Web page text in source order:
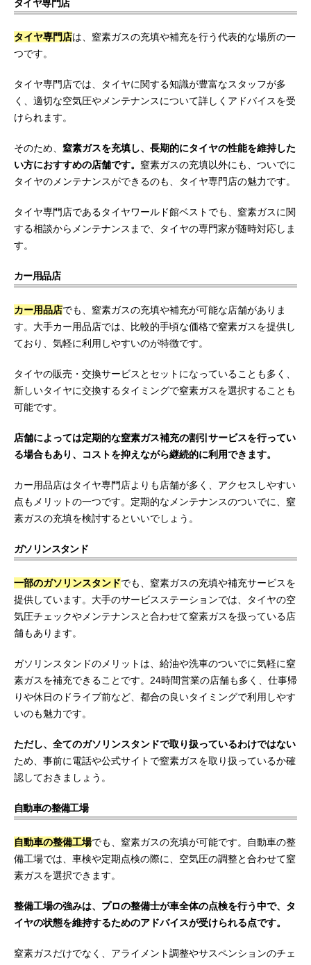
タイヤ専門店
タイヤ専門店は、窒素ガスの充填や補充を行う代表的な場所の一
つです。
タイヤ専門店では、タイヤに関する知識が豊富なスタッフが多
く、適切な空気圧やメンテナンスについて詳しくアドバイスを受
けられます。
そのため、 窒素ガスを充填し、長期的にタイヤの性能を維持した
い方におすすめの店舗です。 窒素ガスの充填以外にも、ついでに
タイヤのメンテナンスができるのも、タイヤ専門店の魅力です。
タイヤ専門店であるタイヤワールド館ベストでも、窒素ガスに関
する相談からメンテナンスまで、タイヤの専門家が随時対応しま
す。
カー用品店
カー用品店でも、窒素ガスの充填や補充が可能な店舗がありま
す。大手カー用品店では、比較的手頃な価格で窒素ガスを提供し
ており、気軽に利用しやすいのが特徴です。
タイヤの販売・交換サービスとセットになっていることも多く、
新しいタイヤに交換するタイミングで窒素ガスを選択することも
可能です。
店舗によっては定期的な窒素ガス補充の割引サービスを行ってい
る場合もあり、コストを抑えながら継続的に利用できます。
カー用品店はタイヤ専門店よりも店舗が多く、アクセスしやすい
点もメリットの一つです。定期的なメンテナンスのついでに、窒
素ガスの充填を検討するといいでしょう。
ガソリンスタンド
一部のガソリンスタンドでも、窒素ガスの充填や補充サービスを
提供しています。大手のサービスステーションでは、タイヤの空
気圧チェックやメンテナンスと合わせて窒素ガスを扱っている店
舗もあります。
ガソリンスタンドのメリットは、給油や洗車のついでに気軽に窒
素ガスを補充できることです。24時間営業の店舗も多く、仕事帰
りや休日のドライブ前など、都合の良いタイミングで利用しやす
いのも魅力です。
ただし、全てのガソリンスタンドで取り扱っているわけではない
ため、事前に電話や公式サイトで窒素ガスを取り扱っているか確
認しておきましょう。
自動車の整備工場
自動車の整備工場でも、窒素ガスの充填が可能です。自動車の整
備工場では、車検や定期点検の際に、空気圧の調整と合わせて窒
素ガスを選択できます。
整備工場の強みは、プロの整備士が車全体の点検を行う中で、タ
イヤの状態を維持するためのアドバイスが受けられる点です。
窒素ガスだけでなく、アライメント調整やサスペンションのチェ